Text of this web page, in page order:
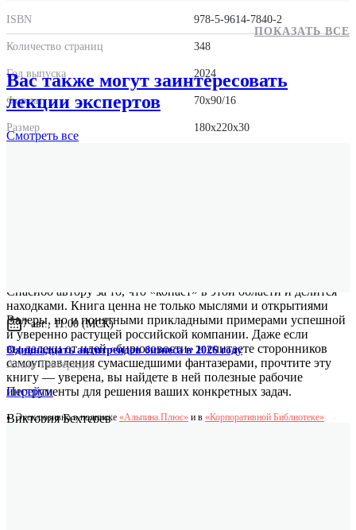
ISBN 978-5-9614-7840-2
Количество страниц 348
Год выпуска 2024
Формат 70x90/16
Размер 180x220x30
Спасибо автору за то, что «копает» в этой области и делится
находками. Книга ценна не только мыслями и открытиями
Валеры, но и понятными прикладными примерами успешной
и уверенно растущей российской компании. Даже если
вы далеки от идей «бирюзовости» и считаете сторонников
самоуправления сумасшедшими фантазерами, прочтите эту
книгу — уверена, вы найдете в ней полезные рабочие
инструменты для решения ваших конкретных задач.
Виктория Бехтерев
ПОКАЗАТЬ ВСЕ
Вас также могут заинтересовать
лекции экспертов
Смотреть все
7 авг., 11:00 (МСК)
Одиннадцать антитрендов бизнеса в 2026 году
Алёна Тавберидзе
Перейти
Эксклюзивно в подписке «Альпина.Плюс» и в «Корпоративной Библиотеке»